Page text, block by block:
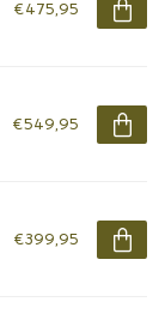
€475,95
€549,95
€399,95